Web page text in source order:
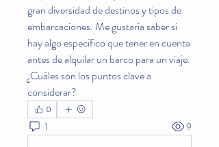
gran diversidad de destinos y tipos de
embarcaciones. Me gustaría saber si
hay algo específico que tener en cuenta
antes de alquilar un barco para un viaje.
¿Cuáles son los puntos clave a
considerar?
0
1 9